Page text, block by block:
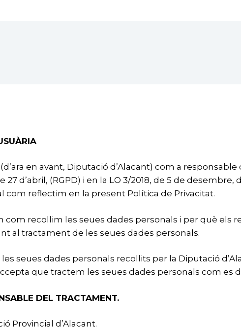
(d’ara en avant, Diputació d’Alacant) com a
27 d’abril, (RGPD) i en la LO 3/2018, de 5 de
com reflectim en la present Política de Privacitat.
com recollim les seues dades personals i per què
al tractament de les seues dades personals.
seues dades personals recollits per la Diputació
que tractem les seues dades personals com es
DEL TRACTAMENT.
Provincial d’Alacant.